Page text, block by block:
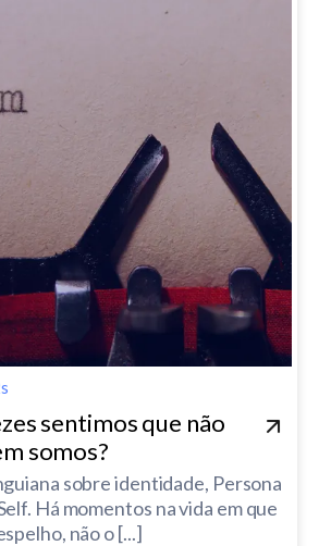
sentimos que não
somos?
sobre identidade, Persona
Há momentos na vida em que
não o [...]